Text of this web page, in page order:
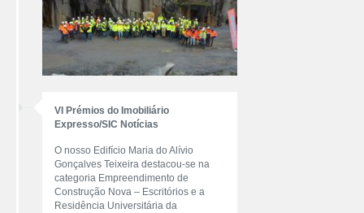
VI Prémios do Imobiliário
Expresso/SIC Notícias
O nosso Edifício Maria do Alívio
Gonçalves Teixeira destacou-se na
categoria Empreendimento de
Construção Nova – Escritórios e a
Residência Universitária da